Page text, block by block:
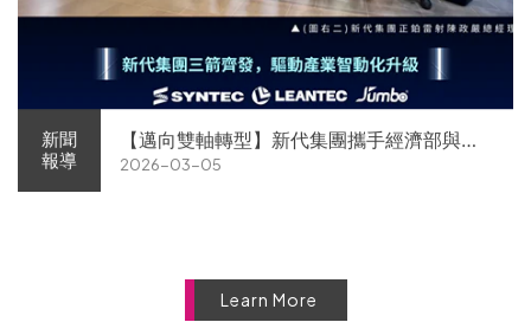
新聞
報導
【邁向雙軸轉型】新代集團攜手經濟部與金
屬中心簽署MOU 領航 AI機器人智慧智造
2026-03-05
Learn More